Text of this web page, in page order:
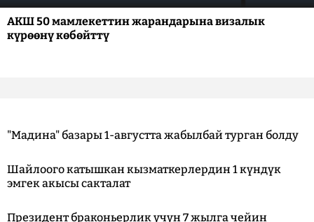
АКШ 50 мамлекеттин жарандарына визалык
күрөөнү көбөйттү
"Мадина" базары 1-августта жабылбай турган болду
Шайлоого катышкан кызматкерлердин 1 күндүк
эмгек акысы сакталат
Президент браконьерлик үчүн 7 жылга чейин